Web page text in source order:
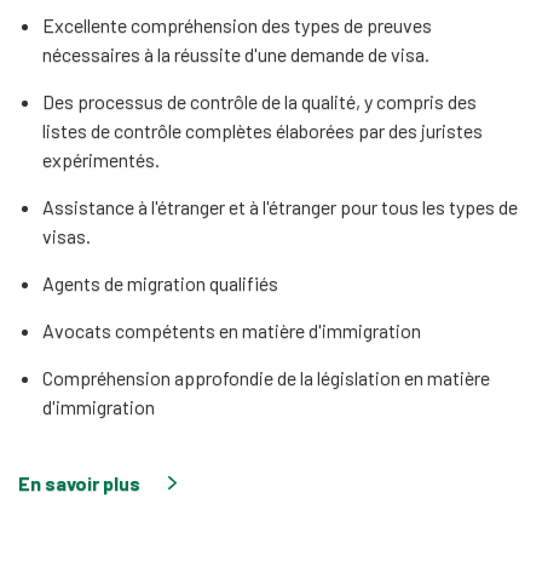
Excellente compréhension des types de preuves
nécessaires à la réussite d'une demande de visa.
Des processus de contrôle de la qualité, y compris des
listes de contrôle complètes élaborées par des juristes
expérimentés.
Assistance à l'étranger et à l'étranger pour tous les types de
visas.
Agents de migration qualifiés
Avocats compétents en matière d'immigration
Compréhension approfondie de la législation en matière
d'immigration
En savoir plus